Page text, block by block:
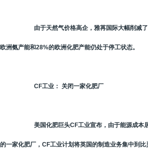
由于天然气价格高企，雅苒国际大幅削减
欧洲氨产能和28%的欧洲化肥产能仍处于停工状态。
CF工业： 关闭一家化肥厂
美国化肥巨头CF工业宣布，由于能源成本
的一家化肥厂，CF工业计划将英国的制造业务集中到